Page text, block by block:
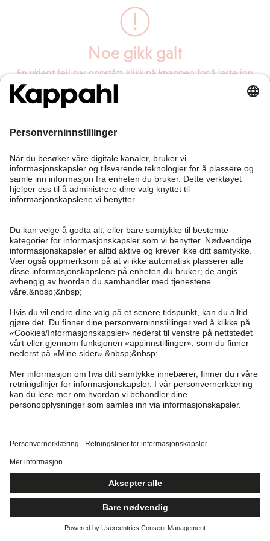
Noe gikk galt
En ukjent feil har oppstått, klikk på knappen for å laste inn
siden på nytt.